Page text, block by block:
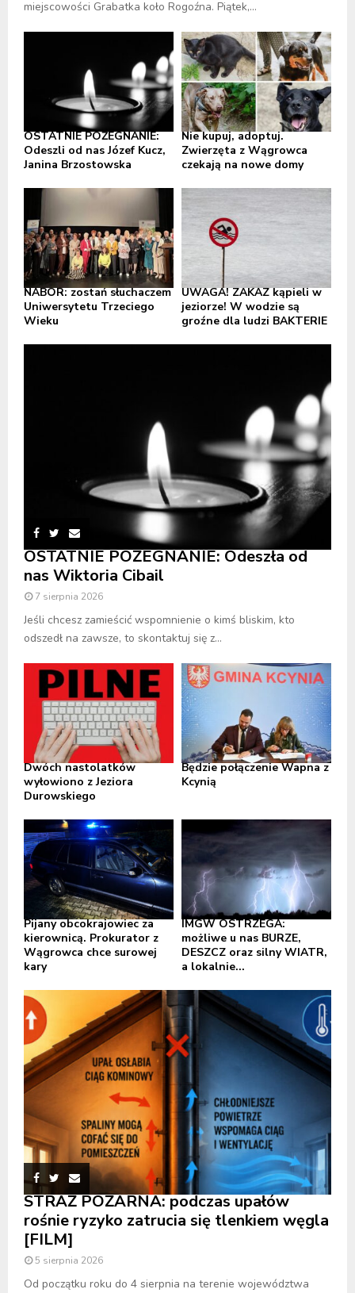
miejscowości Grabatka koło Rogoźna. Piątek,...
OSTATNIE POŻEGNANIE:
Odeszli od nas Józef Kucz,
Janina Brzostowska
Nie kupuj, adoptuj.
Zwierzęta z Wągrowca
czekają na nowe domy
NABÓR: zostań słuchaczem
Uniwersytetu Trzeciego
Wieku
UWAGA! ZAKAZ kąpieli w
jeziorze! W wodzie są
groźne dla ludzi BAKTERIE
OSTATNIE POŻEGNANIE: Odeszła od
nas Wiktoria Cibail
7 sierpnia 2026
Jeśli chcesz zamieścić wspomnienie o kimś bliskim, kto
odszedł na zawsze, to skontaktuj się z...
Dwóch nastolatków
wyłowiono z Jeziora
Durowskiego
Będzie połączenie Wapna z
Kcynią
Pijany obcokrajowiec za
kierownicą. Prokurator z
Wągrowca chce surowej
kary
IMGW OSTRZEGA:
możliwe u nas BURZE,
DESZCZ oraz silny WIATR,
a lokalnie...
STRAŻ POŻARNA: podczas upałów
rośnie ryzyko zatrucia się tlenkiem węgla
[FILM]
5 sierpnia 2026
Od początku roku do 4 sierpnia na terenie województwa